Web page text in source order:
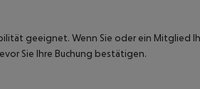
geeignet. Wenn Sie oder ein Mitglied
Sie Ihre Buchung bestätigen.